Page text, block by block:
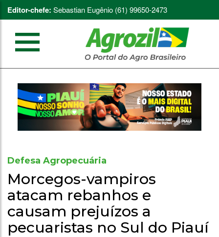
Editor-chefe: Sebastian Eugênio (61) 99650-2473
Defesa Agropecuária
Morcegos-vampiros
atacam rebanhos e
causam prejuízos a
pecuaristas no Sul do Piauí